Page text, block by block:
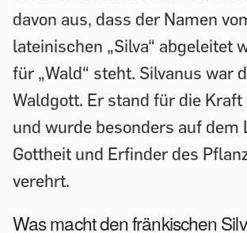
davon aus, dass der Namen
lateinischen „Silva“ abgeleitet
für „Wald“ steht. Silvanus war
Waldgott. Er stand für die
und wurde besonders auf dem
Gottheit und Erfinder des
verehrt.
Was macht den fränkischen